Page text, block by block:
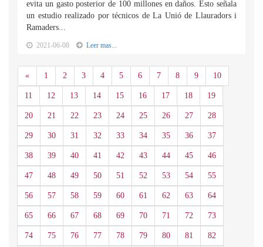
evita un gasto posterior de 100 millones en daños. Esto señala
un estudio realizado por técnicos de La Unió de Llauradors i
Ramaders...
2021-06-08 Leer mas...
«Anterior
1 2 3 4 5 6 7 8 9 10
11 12 13 14 15 16 17 18 19
20 21 22 23 24 25 26 27 28
29 30 31 32 33 34 35 36 37
38 39 40 41 42 43 44 45 46
47 48 49 50 51 52 53 54 55
56 57 58 59 60 61 62 63 64
65 66 67 68 69 70 71 72 73
74 75 76 77 78 79 80 81 82